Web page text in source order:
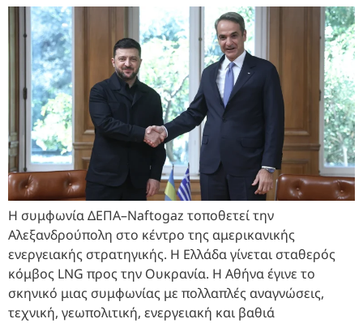
Η συμφωνία ΔΕΠΑ–Naftogaz τοποθετεί την
Αλεξανδρούπολη στο κέντρο της αμερικανικής
ενεργειακής στρατηγικής. Η Ελλάδα γίνεται σταθερός
κόμβος LNG προς την Ουκρανία. Η Αθήνα έγινε το
σκηνικό μιας συμφωνίας με πολλαπλές αναγνώσεις,
τεχνική, γεωπολιτική, ενεργειακή και βαθιά